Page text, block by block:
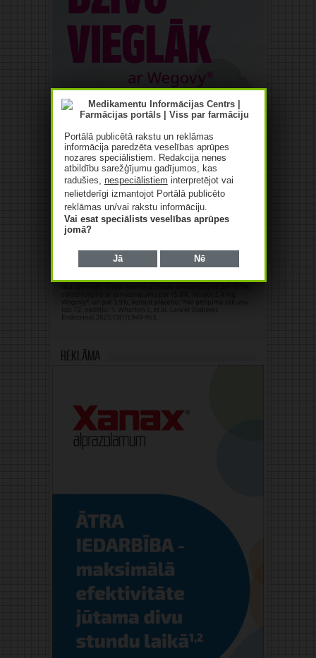
Reklāma
Portālā publicētā rakstu un reklāmas
informācija paredzēta veselības aprūpes
nozares speciālistiem. Redakcija nenes
atbildību sarežģījumu gadījumos, kas
radušies, nespeciālistiem interpretējot vai
nelietderīgi izmantojot Portālā publicēto
reklāmas un/vai rakstu informāciju.
Vai esat speciālists veselības aprūpes
jomā?
Jā Nē